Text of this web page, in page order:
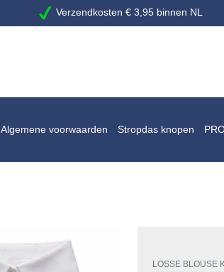
Verzendkosten € 3,95 binnen NL
Algemene voorwaarden Stropdas knopen
LOSSE BLOUSE